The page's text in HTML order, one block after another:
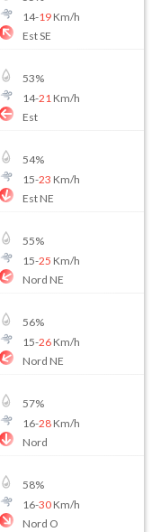
14-19Km/h
Est SE
53%
14-21 Km/h
Est
54%
15-23 Km/h
Est NE
55%
15-25 Km/h
Nord NE
56%
15-26Km/h
Nord NE
57%
16-28Km/h
Nord
58%
16-30Km/h
Nord O